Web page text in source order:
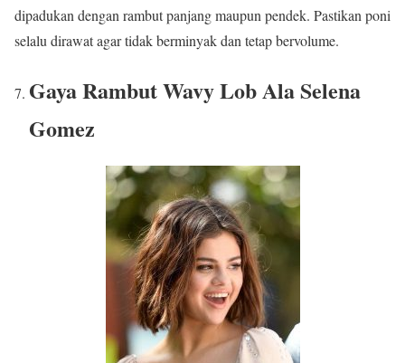
dipadukan dengan rambut panjang maupun pendek. Pastikan poni
selalu dirawat agar tidak berminyak dan tetap bervolume.
Gaya RambutWavy Lob Ala Selena
Gomez